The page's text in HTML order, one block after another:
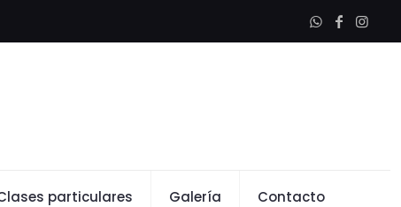
particulares Galería Contacto